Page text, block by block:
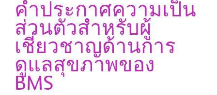
คำประกาศความเป็น
ส่วนตัวสำหรับผู้
เชี่ยวชาญด้านการ
ดูแลสุขภาพของ
BMS